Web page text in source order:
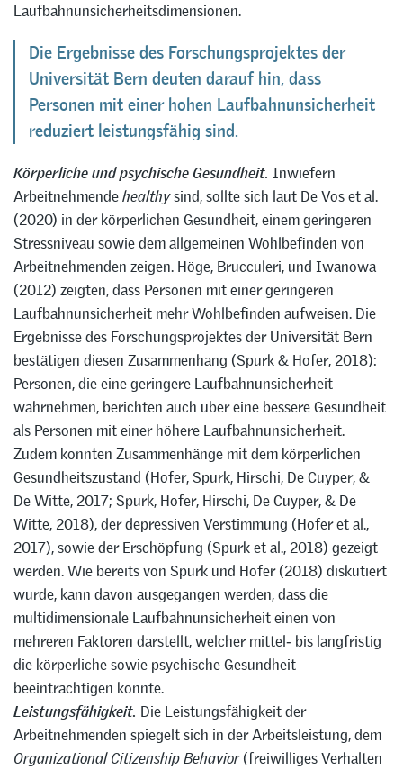
Laufbahnunsicherheitsdimensionen.
Die Ergebnisse des Forschungsprojektes der
Universität Bern deuten darauf hin, dass
Personen mit einer hohen Laufbahnunsicherheit
reduziert leistungsfähig sind.
Körperliche und psychische Gesundheit. Inwiefern
Arbeitnehmendehealthysind, sollte sich laut De Vos et al.
(2020) in der körperlichen Gesundheit, einem geringeren
Stressniveau sowie dem allgemeinen Wohlbefinden von
Arbeitnehmenden zeigen. Höge, Brucculeri, und Iwanowa
(2012) zeigten, dass Personen mit einer geringeren
Laufbahnunsicherheit mehr Wohlbefinden aufweisen. Die
Ergebnisse des Forschungsprojektes der Universität Bern
bestätigen diesen Zusammenhang (Spurk & Hofer, 2018):
Personen, die eine geringere Laufbahnunsicherheit
wahrnehmen, berichten auch über eine bessere Gesundheit
als Personen mit einer höhere Laufbahnunsicherheit.
Zudem konnten Zusammenhänge mit dem körperlichen
Gesundheitszustand (Hofer, Spurk, Hirschi, De Cuyper, &
De Witte, 2017; Spurk, Hofer, Hirschi, De Cuyper, & De
Witte, 2018), der depressiven Verstimmung (Hofer et al.,
2017), sowie der Erschöpfung (Spurk et al., 2018) gezeigt
werden. Wie bereits von Spurk und Hofer (2018) diskutiert
wurde, kann davon ausgegangen werden, dass die
multidimensionale Laufbahnunsicherheit einen von
mehreren Faktoren darstellt, welcher mittel‑ bis langfristig
die körperliche sowie psychische Gesundheit
beeinträchtigen könnte.
Leistungsfähigkeit. Die Leistungsfähigkeit der
Arbeitnehmenden spiegelt sich in der Arbeitsleistung, dem
Organizational Citizenship Behavior(freiwilliges Verhalten